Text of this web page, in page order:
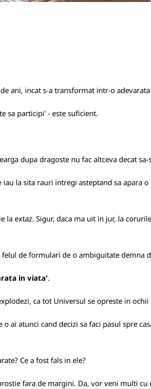
ani, incat s-a transformat intr-o
sa participi' - este suficient.
dupa dragoste nu fac altceva decat
la sita rauri intregi asteptand sa apara
extaz. Sigur, daca ma uit in jur, la
de formulari de o ambiguitate demna
in viata'.
ca tot Universul se opreste in ochii
ai atunci cand decizi sa faci pasul spre
Ce a fost fals in ele?
fara de margini. Da, vor veni multi